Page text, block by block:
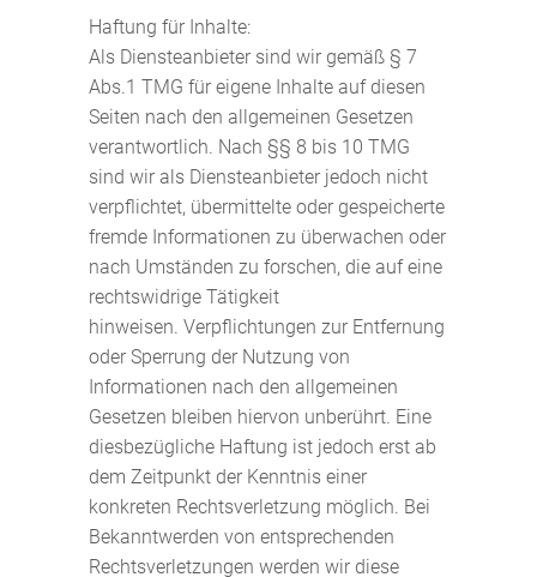
Haftung für Inhalte:
Als Diensteanbieter sind wir gemäß § 7
Abs.1 TMG für eigene Inhalte auf diesen
Seiten nach den allgemeinen Gesetzen
verantwortlich. Nach §§ 8 bis 10 TMG
sind wir als Diensteanbieter jedoch nicht
verpflichtet, übermittelte oder gespeicherte
fremde Informationen zu überwachen oder
nach Umständen zu forschen, die auf eine
rechtswidrige Tätigkeit
hinweisen. Verpflichtungen zur Entfernung
oder Sperrung der Nutzung von
Informationen nach den allgemeinen
Gesetzen bleiben hiervon unberührt. Eine
diesbezügliche Haftung ist jedoch erst ab
dem Zeitpunkt der Kenntnis einer
konkreten Rechtsverletzung möglich. Bei
Bekanntwerden von entsprechenden
Rechtsverletzungen werden wir diese